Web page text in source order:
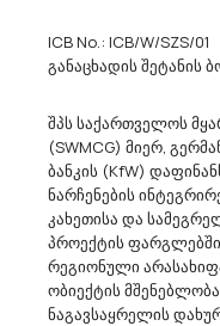
Შპს „თბილისის Სატრანსპორტო
45453000 - კაპიტალური
https://drive.google.com/
07NoJSMc შპს
ბაზრის კვლევას შპს
ცენტრალური ოფისის მე-
ICB No.: ICB/W/SZS/01
განაცხადის შეტანის
შპს საქართველოს
(SWMCG) მიერ,
ბანკის (KfW)
ნარჩენების
კახეთისა და
პროექტის
რეგიონული
ობიექტის
ნაგავსაყრელის